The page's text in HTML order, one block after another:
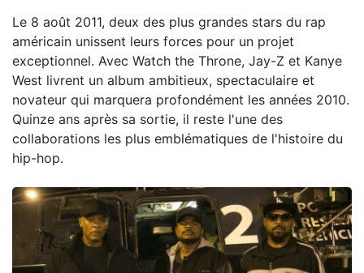
Le 8 août 2011, deux des plus grandes stars du rap
américain unissent leurs forces pour un projet
exceptionnel. Avec Watch the Throne, Jay-Z et Kanye
West livrent un album ambitieux, spectaculaire et
novateur qui marquera profondément les années 2010.
Quinze ans après sa sortie, il reste l'une des
collaborations les plus emblématiques de l'histoire du
hip-hop.